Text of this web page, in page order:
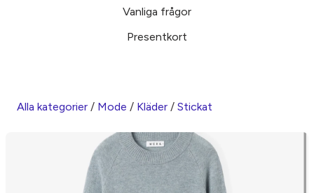
Vanliga frågor
Presentkort
Alla kategorier / Mode / Kläder / Stickat